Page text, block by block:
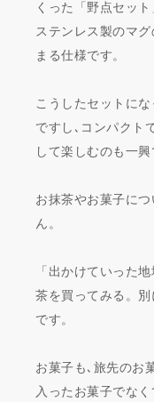
くった「野点セッ
ステンレス製のマ
まる仕様です。
こうしたセットに
ですし､コンパクト
して楽しむのも一興
お抹茶やお菓子に
ん。
「出かけていった
茶を買ってみる。
です。
お菓子も､旅先のお
入ったお菓子でな